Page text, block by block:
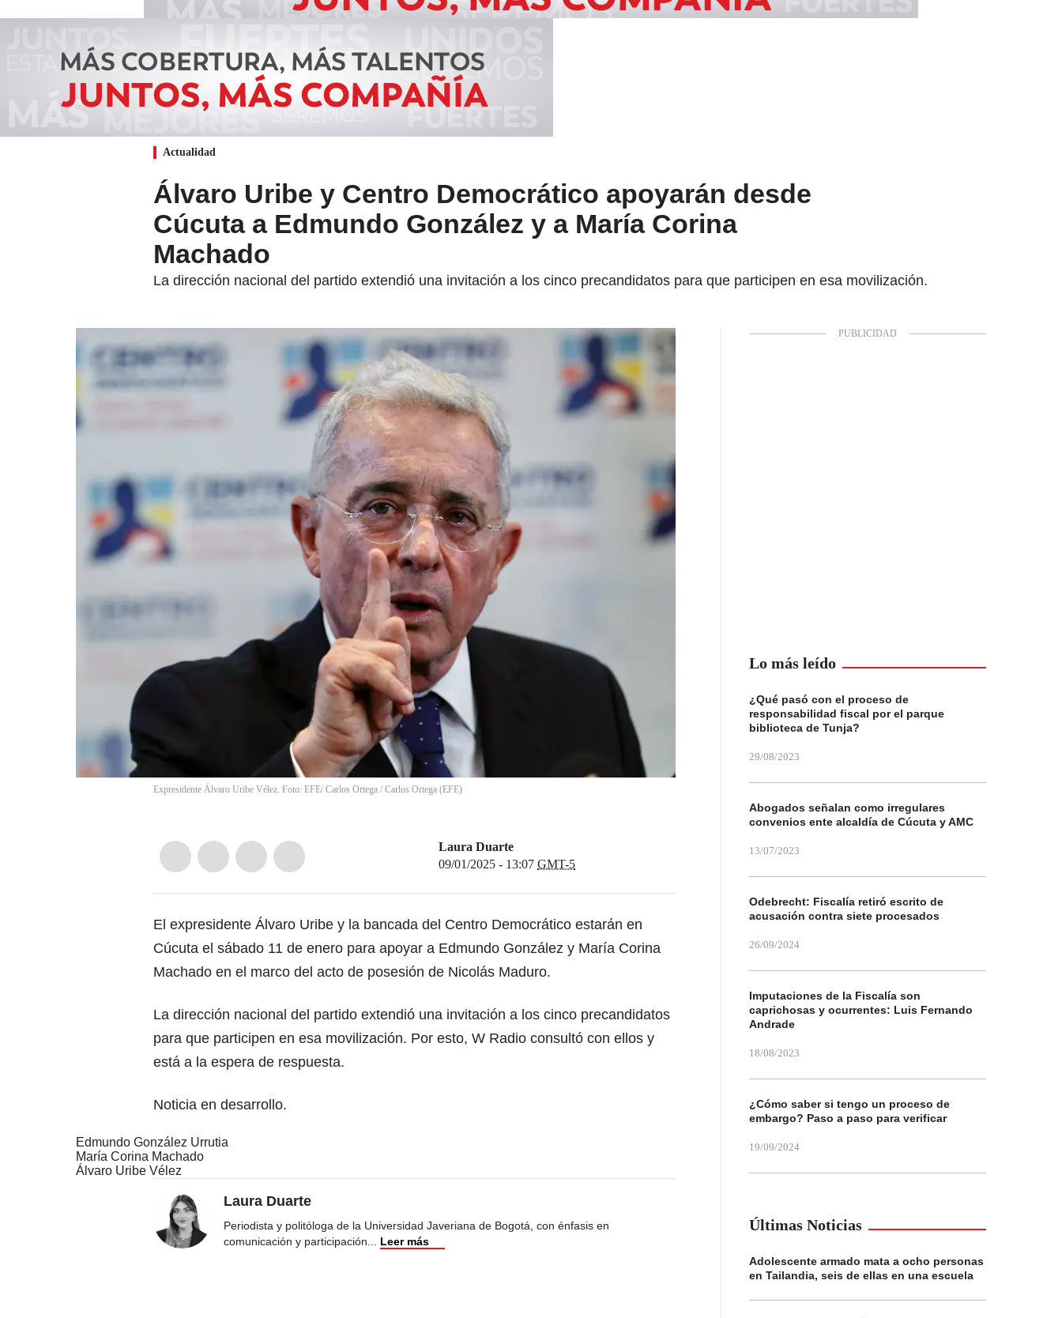
Actualidad
Álvaro Uribe y Centro Democrático apoyarán desde
Cúcuta a Edmundo González y a María Corina
Machado
La dirección nacional del partido extendió una invitación a los cinco precandidatos para que participen en esa movilización.
Expresidente Álvaro Uribe Vélez. Foto: EFE/ Carlos Ortega / Carlos Ortega (EFE)
Laura Duarte
09/01/2025 - 13:07 GMT-5
El expresidente Álvaro Uribe y la bancada del Centro Democrático estarán en
Cúcuta el sábado 11 de enero para apoyar a Edmundo González y María Corina
Machado en el marco del acto de posesión de Nicolás Maduro.
La dirección nacional del partido extendió una invitación a los cinco precandidatos
para que participen en esa movilización. Por esto, W Radio consultó con ellos y
está a la espera de respuesta.
Noticia en desarrollo.
Edmundo González Urrutia
María Corina Machado
Álvaro Uribe Vélez
Laura Duarte
Periodista y politóloga de la Universidad Javeriana de Bogotá, con énfasis en
comunicación y participación... Leer más
Lo más leído
¿Qué pasó con el proceso de
responsabilidad fiscal por el parque
biblioteca de Tunja?
29/08/2023
Abogados señalan como irregulares
convenios ente alcaldía de Cúcuta y AMC
13/07/2023
Odebrecht: Fiscalía retiró escrito de
acusación contra siete procesados
26/09/2024
Imputaciones de la Fiscalía son
caprichosas y ocurrentes: Luis Fernando
Andrade
18/08/2023
¿Cómo saber si tengo un proceso de
embargo? Paso a paso para verificar
19/09/2024
Últimas Noticias
Adolescente armado mata a ocho personas
en Tailandia, seis de ellas en una escuela